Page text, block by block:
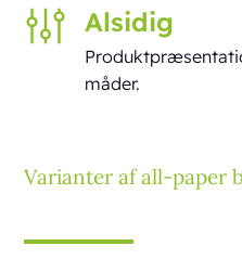
Alsidig
måder.
Varianter af all-paper